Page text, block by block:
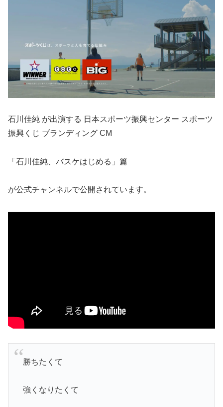
石川佳純 が出演する 日本スポーツ振興センター スポーツ
振興くじ ブランディング CM
「石川佳純、バスケはじめる」篇
が公式チャンネルで公開されています。
勝ちたくて
強くなりたくて